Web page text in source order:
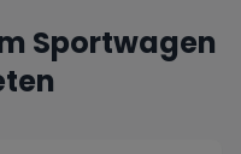
Sportwagen